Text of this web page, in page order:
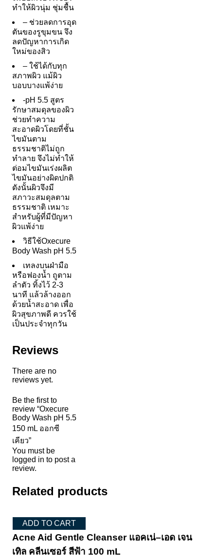
ทำให้ผิวนุ่ม ชุ่มชื้น
– ช่วยลดการอุด
ตันของรูขุมขน จึง
ลดปัญหาการเกิด
ใหม่ของสิว
– ใช้ได้กับทุก
สภาพผิว แม้ผิว
บอบบางแพ้ง่าย
-pH 5.5 สูตร
รักษาสมดุลของผิว
ช่วยทำความ
สะอาดผิวโดยที่ชั้น
ไขมันตาม
ธรรมชาติไม่ถูก
ทำลาย จึงไม่ทำให้
ต่อมไขมันเร่งผลิต
ไขมันอย่างผิดปกติ
ดังนั้นผิวจึงมี
สภาวะสมดุลตาม
ธรรมชาติ เหมาะ
สำหรับผู้ที่มีปัญหา
ผิวแพ้ง่าย
วิธีใช้Oxecure
Body Wash pH 5.5
เทลงบนฝ่ามือ
หรือฟองน้ำ ถูตาม
ลำตัว ทิ้งไว้ 2-3
นาที แล้วล้างออก
ด้วยน้ำสะอาด เพื่อ
ผิวสุขภาพดี ควรใช้
เป็นประจำทุกวัน
Reviews
There are no
reviews yet.
Be the first to
review “Oxecure
Body Wash pH 5.5
150 mL ออกซี
เคียว”
You must be
logged in to post a
review.
Related products
ADD TO CART
Acne Aid Gentle Cleanser แอคเน่–เอด เจน
เทิล คลีนเซอร์ สีฟ้า 100 mL